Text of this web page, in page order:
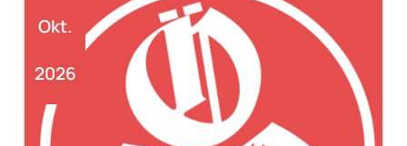
Okt.
2026